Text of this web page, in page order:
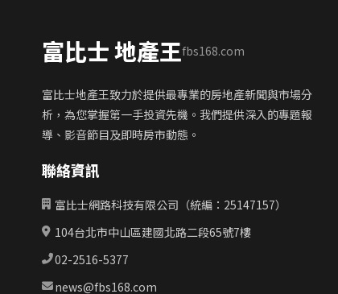
富比士 地產王fbs168.com
富比士地產王致力於提供最專業的房地產新聞與市場分
析，為您掌握第一手投資先機。我們提供深入的專題報
導、影音節目及即時房市動態。
聯絡資訊
富比士網路科技有限公司（統編：25147157）
104台北市中山區建國北路二段65號7樓
02-2516-5377
news@fbs168.com